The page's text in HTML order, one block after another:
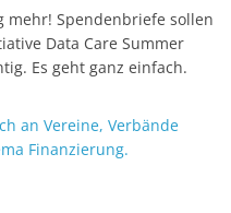
mehr! Spendenbriefe sollen
Data Care Summer
Es geht ganz einfach.